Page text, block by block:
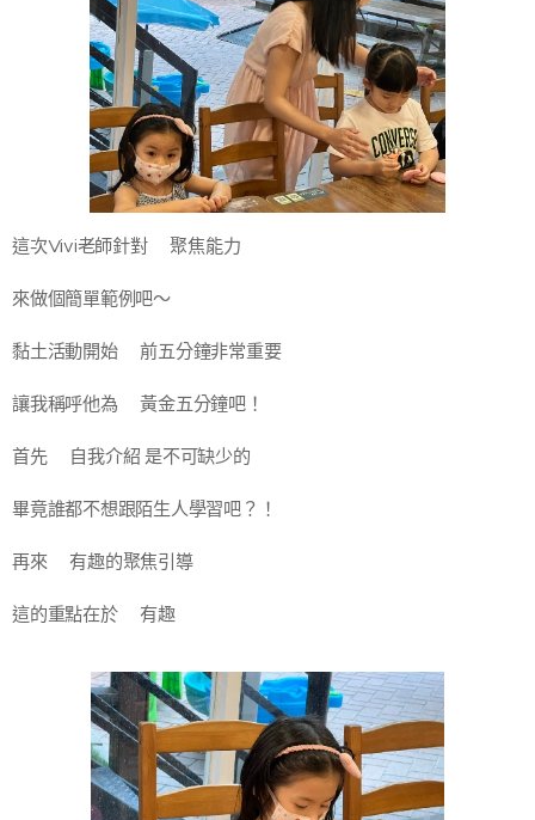
這次Vivi老師針對⭐聚焦能力⭐
來做個簡單範例吧～
黏土活動開始⌚前五分鐘非常重要
讓我稱呼他為⌚黃金五分鐘吧！
首先✅自我介紹 是不可缺少的
畢竟誰都不想跟陌生人學習吧？！
再來✅有趣的聚焦引導 ❗
這的重點在於❗有趣❗